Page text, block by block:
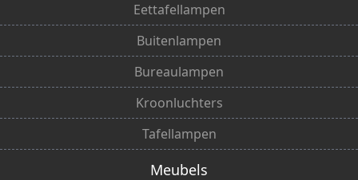
Eettafellampen
Buitenlampen
Bureaulampen
Kroonluchters
Tafellampen
Meubels